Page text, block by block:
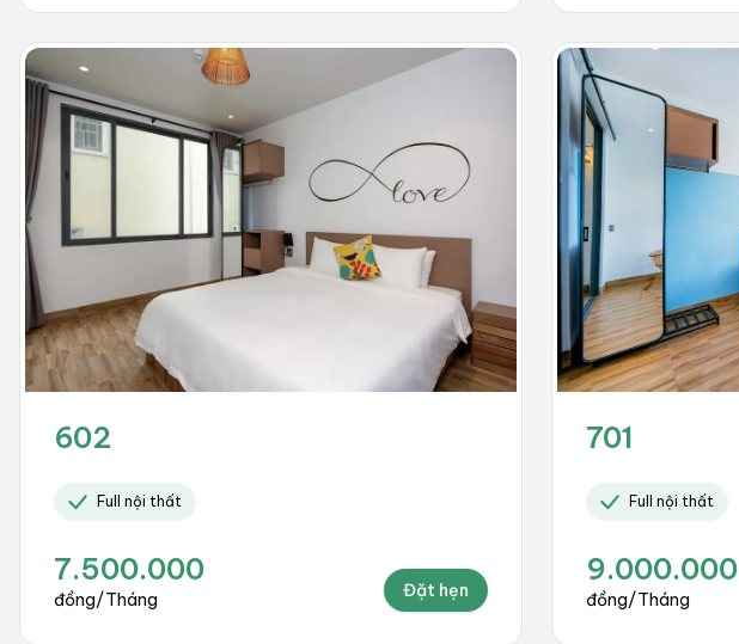
602
Full nội thất
7.500.000
đồng/Tháng Đặt hẹn
701
Full nội thất
9.000.000
đồng/Tháng